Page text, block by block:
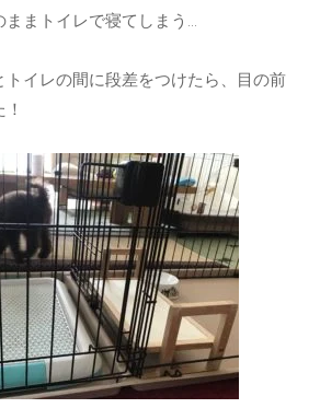
ままトイレで寝てしまう…
トイレの間に段差をつけたら、目の前